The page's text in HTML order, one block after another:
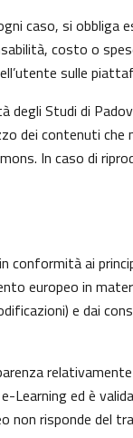
caso, si
costo o
sulle
degli Studi di
dei contenuti
In caso di
conformità ai
europeo in
e dai
Learning ed è
non risponde